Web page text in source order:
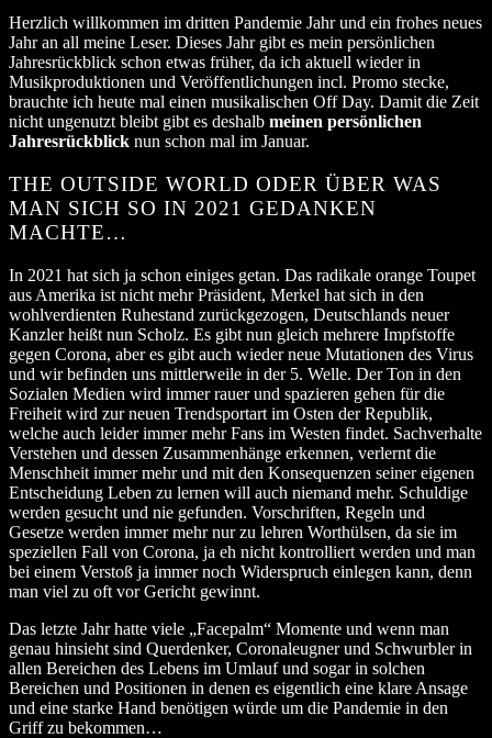
Herzlich willkommen im dritten Pandemie Jahr und ein frohes neues
Jahr an all meine Leser. Dieses Jahr gibt es mein persönlichen
Jahresrückblick schon etwas früher, da ich aktuell wieder in
Musikproduktionen und Veröffentlichungen incl. Promo stecke,
brauchte ich heute mal einen musikalischen Off Day. Damit die Zeit
nicht ungenutzt bleibt gibt es deshalb meinen persönlichen
Jahresrückblick nun schon mal im Januar.
THE OUTSIDE WORLD ODER ÜBER WAS
MAN SICH SO IN 2021 GEDANKEN
MACHTE…
In 2021 hat sich ja schon einiges getan. Das radikale orange Toupet
aus Amerika ist nicht mehr Präsident, Merkel hat sich in den
wohlverdienten Ruhestand zurückgezogen, Deutschlands neuer
Kanzler heißt nun Scholz. Es gibt nun gleich mehrere Impfstoffe
gegen Corona, aber es gibt auch wieder neue Mutationen des Virus
und wir befinden uns mittlerweile in der 5. Welle. Der Ton in den
Sozialen Medien wird immer rauer und spazieren gehen für die
Freiheit wird zur neuen Trendsportart im Osten der Republik,
welche auch leider immer mehr Fans im Westen findet. Sachverhalte
Verstehen und dessen Zusammenhänge erkennen, verlernt die
Menschheit immer mehr und mit den Konsequenzen seiner eigenen
Entscheidung Leben zu lernen will auch niemand mehr. Schuldige
werden gesucht und nie gefunden. Vorschriften, Regeln und
Gesetze werden immer mehr nur zu lehren Worthülsen, da sie im
speziellen Fall von Corona, ja eh nicht kontrolliert werden und man
bei einem Verstoß ja immer noch Widerspruch einlegen kann, denn
man viel zu oft vor Gericht gewinnt.
Das letzte Jahr hatte viele „Facepalm“ Momente und wenn man
genau hinsieht sind Querdenker, Coronaleugner und Schwurbler in
allen Bereichen des Lebens im Umlauf und sogar in solchen
Bereichen und Positionen in denen es eigentlich eine klare Ansage
und eine starke Hand benötigen würde um die Pandemie in den
Griff zu bekommen…